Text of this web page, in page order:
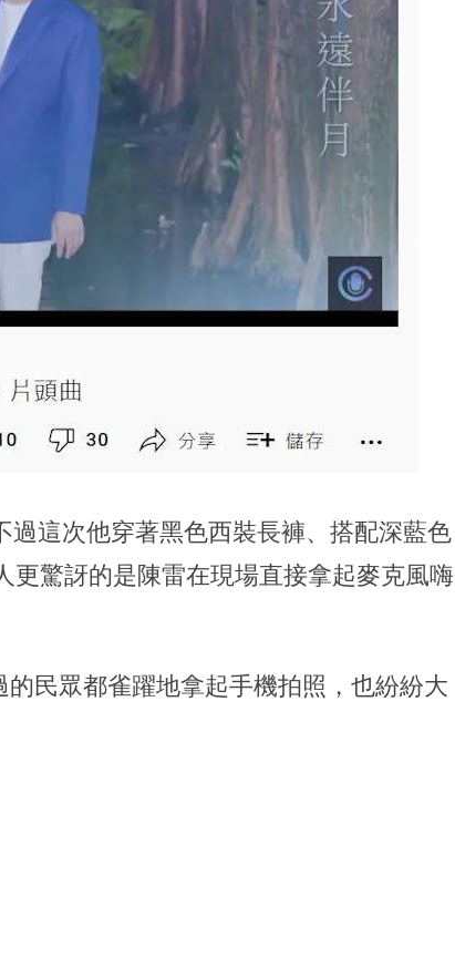
這次他穿著黑色西裝長褲、搭配深藍色
更驚訝的是陳雷在現場直接拿起麥克風嗨
民眾都雀躍地拿起手機拍照，也紛紛大